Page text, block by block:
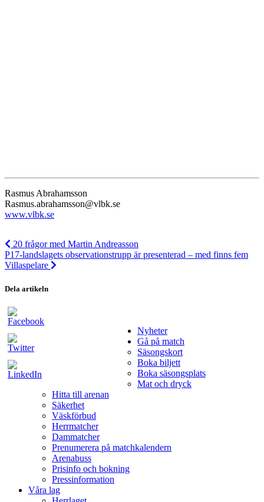
Rasmus Abrahamsson
Rasmus.abrahamsson@vlbk.se
www.vlbk.se
20 frågor med Martin Andreasson
P17-landslagets observationstrupp är presenterad – med finns fem
Villaspelare
Dela artikeln
Nyheter
Gå på match
Säsongskort
Boka biljett
Boka säsongsplats
Mat och dryck
Hitta till arenan
Säkerhet
Väskförbud
Herrmatcher
Dammatcher
Prenumerera på matchkalendern
Arenabuss
Prisinfo och bokning
Pressinformation
Våra lag